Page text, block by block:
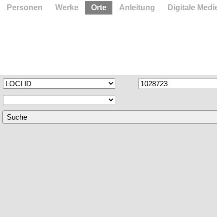
Personen Werke Orte Anleitung Digitale